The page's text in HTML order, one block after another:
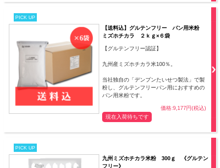
PICK UP
【送料込】グルテンフリー パン用米粉
ミズホチカラ ２ｋｇ×６袋
【グルテンフリー認証】
九州産ミズホチカラ米100％。
当社独自の「デンプンたいせつ製法」で製
粉し、グルテンフリーパン用におすすめの
パン用米粉です。
価格:9,177円(税込)
現在入荷待ちです
PICK UP
九州ミズホチカラ米粉 300ｇ 《グルテン
フリー》